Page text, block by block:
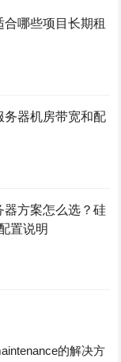
哪些项目长期租
务器机房带宽和配
器方案怎么选？硅
置说明
的解决方